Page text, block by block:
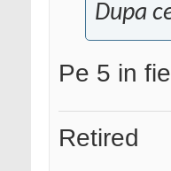
Dupa
Pe 5 in
Retired